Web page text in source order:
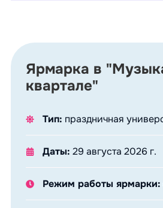
Ярмарка в
квартале"
Тип: праздничная
Даты: 29 августа 2026 г.
Режим работы ярмарки: